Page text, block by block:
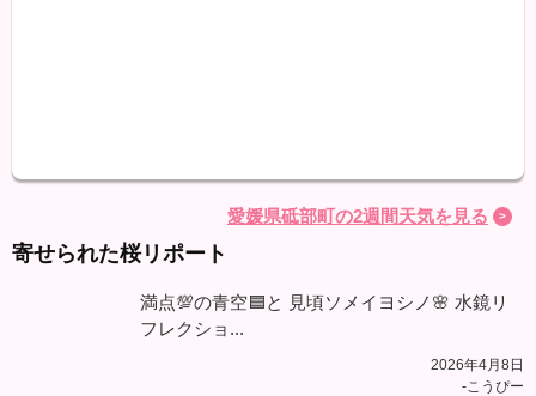
愛媛県砥部町の2週間天気を見る
寄せられた桜リポート
満点💯の青空🟦と 見頃ソメイヨシノ🌸 水鏡リ
フレクショ...
2026年4月8日
-こうぴー